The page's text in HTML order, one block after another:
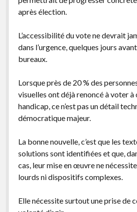
après élection.
L’accessibilité du vote ne devrait
dans l’urgence, quelques jours
bureaux.
Lorsque près de 20 % des
visuelles ont déjà renoncé à voter à
handicap, ce n’est pas un détail
démocratique majeur.
La bonne nouvelle, c’est que les
solutions sont identifiées et que,
cas, leur mise en œuvre ne
lourds ni dispositifs complexes.
Elle nécessite surtout une prise de